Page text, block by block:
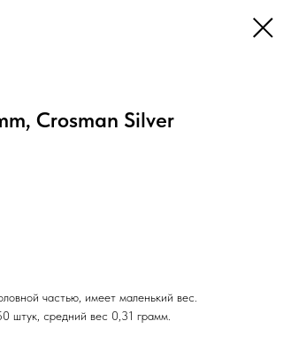
Crosman Silver
частью, имеет маленький вес.
штук, средний вес 0,31 грамм.